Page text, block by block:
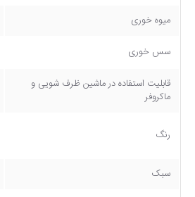
میوه خوری
سس خوری
قابلیت استفاده در ماشین ظرف شویی و
ماکروفر
رنگ
سبک